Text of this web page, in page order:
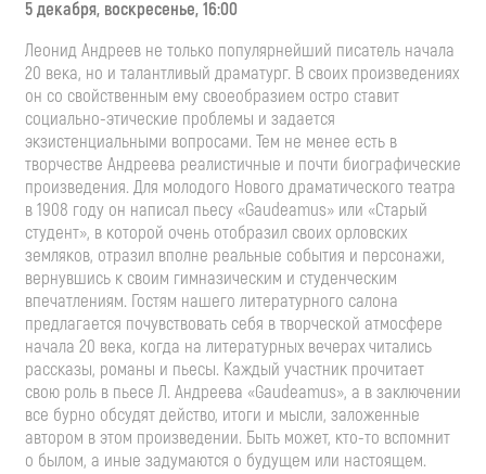
5 декабря, воскресенье, 16:00
Леонид Андреев не только популярнейший писатель начала
20 века, но и талантливый драматург. В своих произведениях
он со свойственным ему своеобразием остро ставит
coциaльнo-этичecкие проблемы и задается
экзистенциальными вопросами. Тем не менее есть в
творчестве Андреева реалистичные и почти биографические
произведения. Для молодого Нового драматического театра
в 1908 году он написал пьесу «Gaudeamus» или «Старый
студент», в которой очень отобразил своих орловских
земляков, отразил вполне реальные события и персонажи,
вернувшись к своим гимназическим и студенческим
впечатлениям. Гостям нашего литературного салона
предлагается почувствовать себя в творческой атмосфере
начала 20 века, когда на литературных вечерах читались
рассказы, романы и пьесы. Каждый участник прочитает
свою роль в пьесе Л. Андреева «Gaudeamus», а в заключении
все бурно обсудят действо, итоги и мысли, заложенные
автором в этом произведении. Быть может, кто-то вспомнит
о былом, а иные задумаются о будущем или настоящем.